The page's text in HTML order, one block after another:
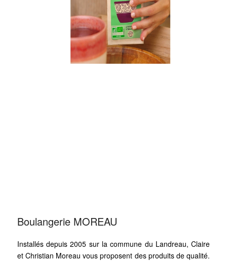
Boulangerie MOREAU
Installés depuis 2005 sur la commune du Landreau, Claire
et Christian Moreau vous proposent des produits de qualité.